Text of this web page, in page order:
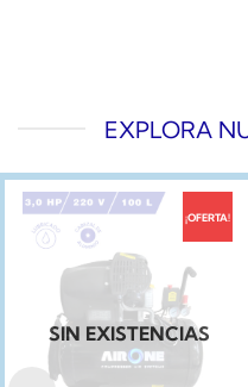
EXPLORA
¡OFERTA!
SIN EXISTENCIAS